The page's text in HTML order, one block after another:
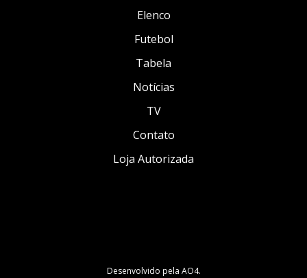
Elenco
Futebol
Tabela
Notícias
TV
Contato
Loja Autorizada
Desenvolvido pela AO4.